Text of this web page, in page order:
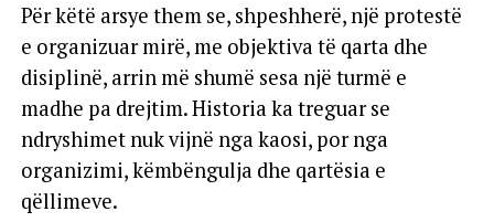
Për këtë arsye them se, shpeshherë, një protestë
e organizuar mirë, me objektiva të qarta dhe
disiplinë, arrin më shumë sesa një turmë e
madhe pa drejtim. Historia ka treguar se
ndryshimet nuk vijnë nga kaosi, por nga
organizimi, këmbëngulja dhe qartësia e
qëllimeve.